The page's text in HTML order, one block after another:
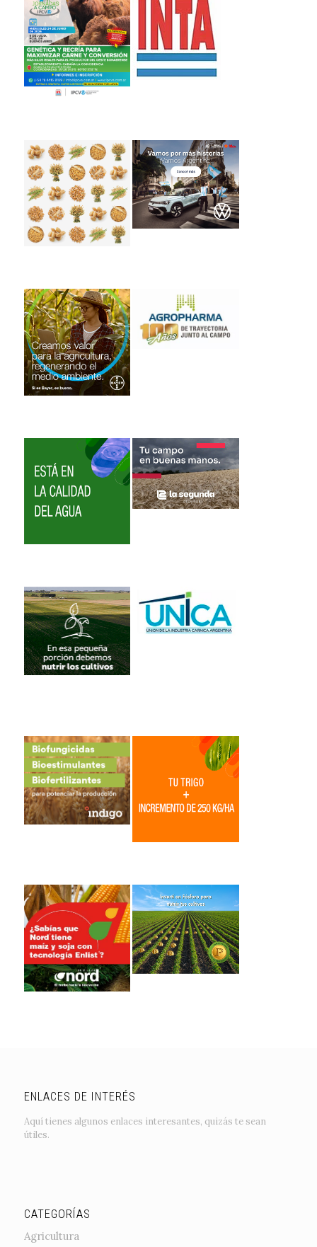
ENLACES DE INTERÉS
Aquí tienes algunos enlaces interesantes, quizás te sean
útiles.
CATEGORÍAS
Agricultura